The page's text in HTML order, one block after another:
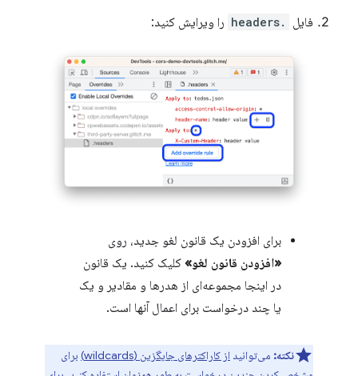
فایل
.headers را ویرایش کنید:
برای افزودن یک قانون لغو جدید، روی
«افزودن قانون لغو» کلیک کنید. یک قانون
در اینجا مجموعه‌ای از هدرها و مقادیر و یک
یا چند درخواست برای اعمال آنها است.
نکته: می‌توانید از کاراکترهای جایگزین (wildcards)
برای